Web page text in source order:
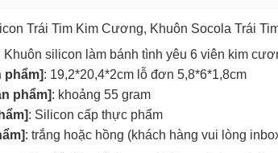
Trái Tim Kim Cương, Khuôn Socola Trái
Khuôn silicon làm bánh tình yêu 6 viên kim
phẩm]: 19,2*20,4*2cm lỗ đơn 5,8*6*1,8cm
phẩm]: khoảng 55 gram
: Silicon cấp thực phẩm
: trắng hoặc hồng (khách hàng vui lòng